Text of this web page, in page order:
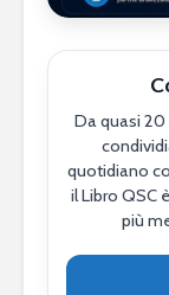
Da quasi
quotidiano
il Libro QSC
più